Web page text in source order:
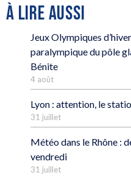
À LIRE AUSSI
Jeux Olympiques
paralympique du pôle
Bénite
4 août
Lyon : attention, le
31 juillet
Météo dans le Rhône :
vendredi
31 juillet